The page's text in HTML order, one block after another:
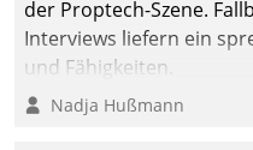
der Proptech-Szene.
Interviews liefern ein
und Fähigkeiten.
Nadja Hußmann